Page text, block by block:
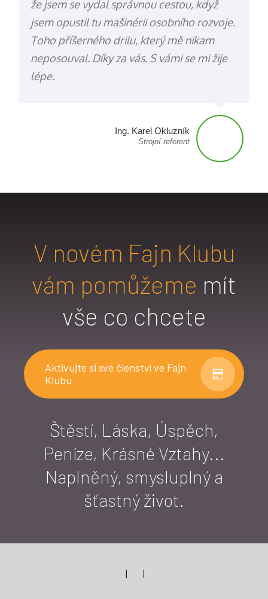
že jsem se vydal správnou cestou, když
jsem opustil tu mašinérii osobního rozvoje.
Toho příšerného drilu, který mě nikam
neposouval. Díky za vás. S vámi se mi žije
lépe.
Ing. Karel Okluzník
Strojní referent
V novém Fajn Klubu
vám pomůžeme mít
vše co chcete
Aktivujte si své členství ve Fajn
Klubu
Štěstí, Láska, Úspěch,
Peníze, Krásné Vztahy...
Naplněný, smysluplný a
šťastný život.
| |